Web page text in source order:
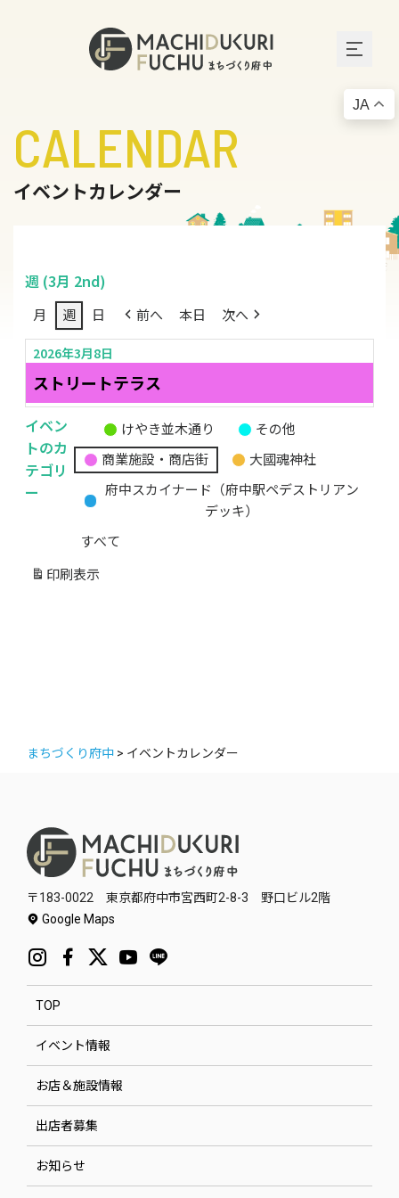
CALENDAR
イベントカレンダー
週 (3月 2nd)
月 週 日 前へ 本日 次へ
2026年3月8日
ストリートテラス
イベン
トのカ
テゴリ
ー
題
カ
ゴ
リ
けやき並木通り
その他
商業施設・商店街
大國魂神社
府中スカイナード（府中駅ペデストリアン
デッキ）
すべて
印刷 表示
まちづくり府中 > イベントカレンダー
〒183-0022 東京都府中市宮西町2-8-3 野口ビル2階
Google Maps
TOP
イベント情報
お店＆施設情報
出店者募集
お知らせ
JA